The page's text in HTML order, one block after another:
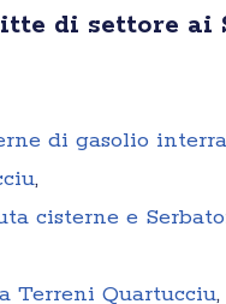
di settore ai
di gasolio
,
cisterne e
Terreni Quartucciu,